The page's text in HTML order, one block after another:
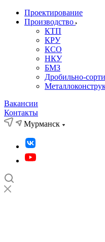
Проектирование
Производство
КТП
КРУ
КСО
НКУ
БМЗ
Дробильно-
Вакансии
Контакты
Мурманск